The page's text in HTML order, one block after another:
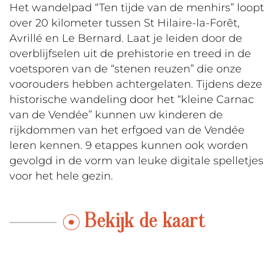
Het wandelpad “Ten tijde van de menhirs” loopt
over 20 kilometer tussen St Hilaire-la-Forêt,
Avrillé en Le Bernard. Laat je leiden door de
overblijfselen uit de prehistorie en treed in de
voetsporen van de “stenen reuzen” die onze
voorouders hebben achtergelaten. Tijdens deze
historische wandeling door het “kleine Carnac
van de Vendée” kunnen uw kinderen de
rijkdommen van het erfgoed van de Vendée
leren kennen. 9 etappes kunnen ook worden
gevolgd in de vorm van leuke digitale spelletjes
voor het hele gezin.
Bekijk de kaart